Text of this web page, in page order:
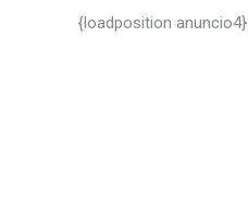
{loadposition anuncio4}